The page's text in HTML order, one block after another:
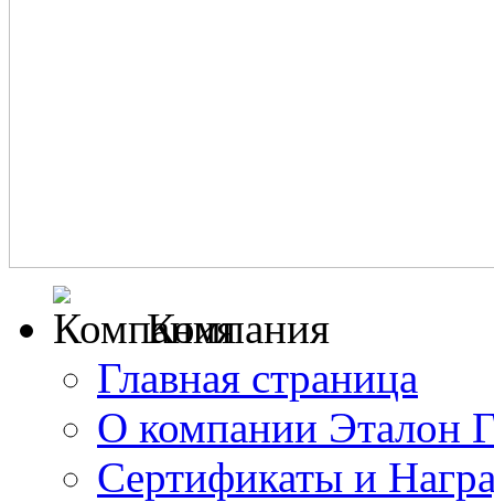
Компания
Главная страница
О компании Эталон
Сертификаты и